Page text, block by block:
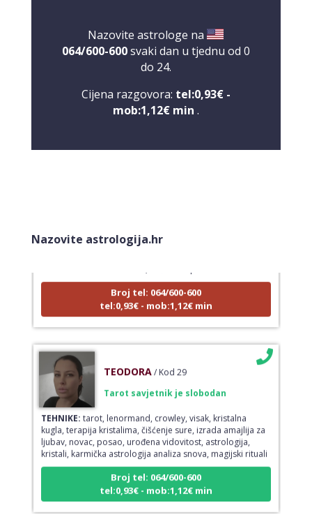
Nazovite astrologe na
064/600-600svaki dan u tjednu od 0
do 24.
Cijena razgovora: tel:0,93€ -
mob:1,12€ min .
Nazovite astrologija.hr
Tarot savjetnik je zauzet
Broj tel: 064/600-600
tel:0,93€ - mob:1,12€ min
TEODORA / Kod 29
Tarot savjetnik je slobodan
TEHNIKE:tarot, lenormand, crowley, visak, kristalna
kugla, terapija kristalima, čišćenje sure, izrada amajlija za
ljubav, novac, posao, urođena vidovitost, astrologija,
kristali, karmička astrologija analiza snova, magijski rituali
Broj tel: 064/600-600
tel:0,93€ - mob:1,12€ min